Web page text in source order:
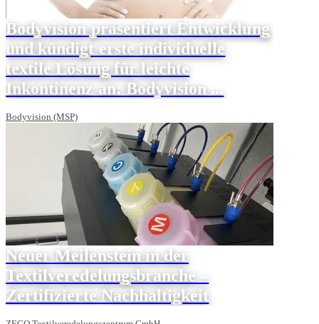
Bodyvision präsentiert Entwicklung
und kündigt erste individuelle
textile Lösung für leichte
Inkontinenz an: Bodyvision ...
Bodyvision (MSP)
Neuer Meilenstein in der
Textilveredelungsbranche –
Zertifizierte Nachhaltigkeit